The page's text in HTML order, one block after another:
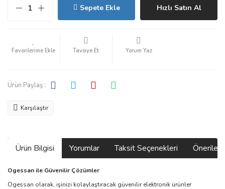
Sepete Ekle Hızlı Satın Al
Tavsiye Et Yorum Yaz
Ürün Paylaş :
Karşılaştır
Ürün Bilgisi Yorumlar Taksit Seçenekleri
Ogessan ile Güvenilir Çözümler
Ogessan olarak, işinizi kolaylaştıracak güvenilir elektronik ürünler